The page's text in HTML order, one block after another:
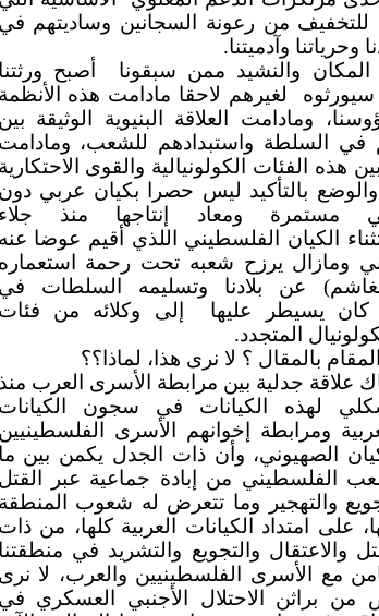
للتخفيف من رعونة السجانين وساديتهم
وحرياتنا وآدميتنا.
المكان والنشيد ممن سبقونا
أصبح
سيورثوه
لغيرهم لاحقا مادامت هذه
ومادامت العلاقة البنيوية الوثيقة
السلطة واستبدادهم للشعب،
بين هذه الفئات الكولونيالية والقوى
والوضع بالتأكيد ليس حصرا بكيان عربي
ومعاد إنتاجها منذ
الكيان الفلسطيني اللذي أقيم عوضا
ومازال يرزح شعبه تحت رحمة
عن بلادنا وتسليمه السلطات
كان يسيطر عليها
إلى وكلائه من
المتجدد.
بالمقال ؟ لا نرى هذا، لماذا؟؟
علاقة جدلية بين مرابطة الأسرى العرب
لهذه الكيانات في سجون
ومرابطة إخوانهم الأسرى
الصهيوني، وأن ذات الجدل يكمن بين
الفلسطيني من إبادة جماعية عبر
والتهجير وما تتعرض له شعوب
على امتداد الكيانات العربية كلها، من
والاعتقال والتجويع والتشريد في
مع الأسرى الفلسطينيين والعرب، لا
من براثن الاحتلال الأجنبي العسكري